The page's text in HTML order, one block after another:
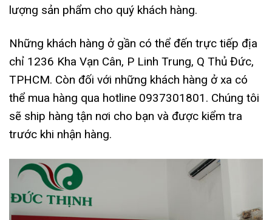
lượng sản phẩm cho quý khách hàng.
Những khách hàng ở gần có thể đến trực tiếp địa
chỉ 1236 Kha Vạn Cân, P Linh Trung, Q Thủ Đức,
TPHCM. Còn đối với những khách hàng ở xa có
thể mua hàng qua hotline 0937301801. Chúng tôi
sẽ ship hàng tận nơi cho bạn và được kiểm tra
trước khi nhận hàng.